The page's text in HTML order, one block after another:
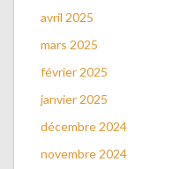
avril 2025
mars 2025
février 2025
janvier 2025
décembre 2024
novembre 2024